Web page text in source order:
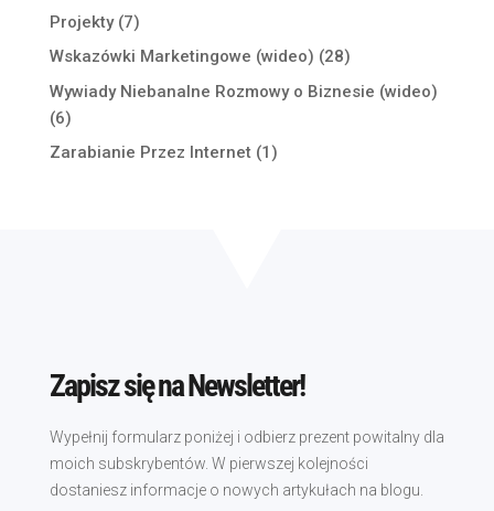
Projekty(7)
Wskazówki Marketingowe (wideo) (28)
Wywiady Niebanalne Rozmowy o Biznesie (wideo)
(6)
Zarabianie Przez Internet(1)
Zapisz się na Newsletter!
Wypełnij formularz poniżej i odbierz prezent powitalny dla
moich subskrybentów. W pierwszej kolejności
dostaniesz informacje o nowych artykułach na blogu.